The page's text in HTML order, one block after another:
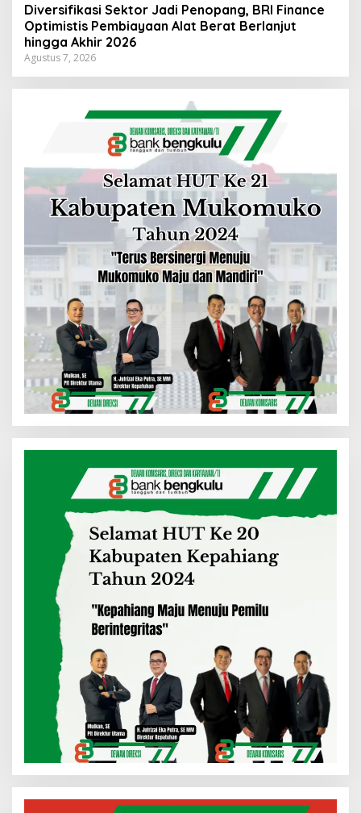
Diversifikasi Sektor Jadi Penopang, BRI Finance
Optimistis Pembiayaan Alat Berat Berlanjut
hingga Akhir 2026
Agustus 7, 2026